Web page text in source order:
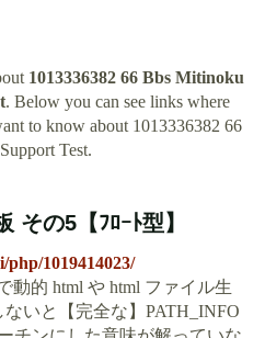
1013336382 66 Bbs Mitinoku
. Below you can see links where
to know about 1013336382 66
Test.
その5【ﾌﾛｰﾄ型】
php/1019414023/
動的 html や html ファイル生
いと【完全な】PATH_INFO